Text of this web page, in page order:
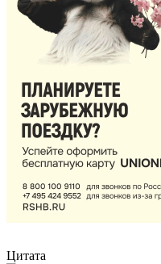
Цитата